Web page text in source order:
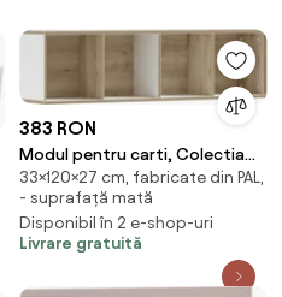
383 RON
Modul pentru carti, Colectia
Modera 120x33x27cm
33×120×27 cm, fabricate din PAL,
- suprafață mată
Disponibil în 2 e-shop-uri
Livrare gratuită